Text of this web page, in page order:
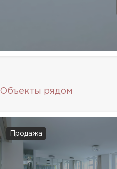
Объекты рядом
Продажа